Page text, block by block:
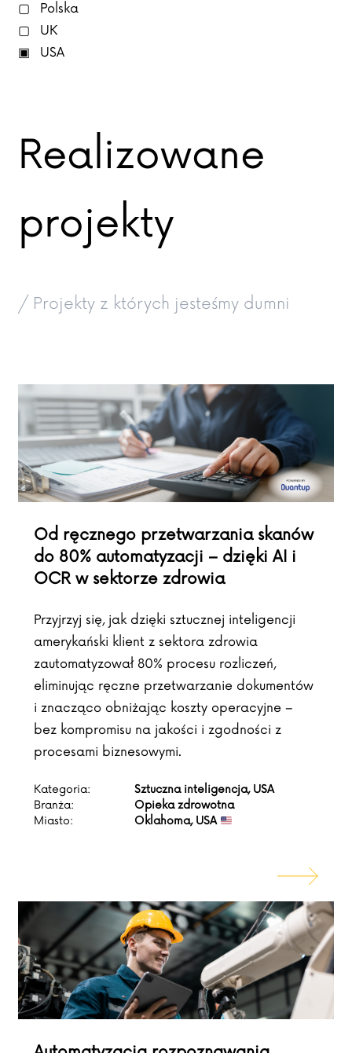
Polska
UK
USA
Realizowane
projekty
/ Projekty z których jesteśmy dumni
Od ręcznego przetwarzania skanów
do 80% automatyzacji – dzięki AI i
OCR w sektorze zdrowia
Przyjrzyj się, jak dzięki sztucznej inteligencji
amerykański klient z sektora zdrowia
zautomatyzował 80% procesu rozliczeń,
eliminując ręczne przetwarzanie dokumentów
i znacząco obniżając koszty operacyjne –
bez kompromisu na jakości i zgodności z
procesami biznesowymi.
Kategoria:
Sztuczna inteligencja, USA
Branża:
Opieka zdrowotna
Miasto:
Oklahoma, USA